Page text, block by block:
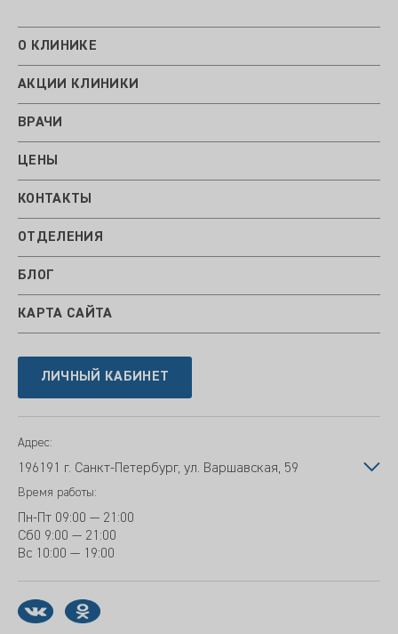
О КЛИНИКЕ
АКЦИИ КЛИНИКИ
ВРАЧИ
ЦЕНЫ
КОНТАКТЫ
ОТДЕЛЕНИЯ
БЛОГ
КАРТА САЙТА
ЛИЧНЫЙ КАБИНЕТ
Адрес:
196191 г. Санкт-Петербург, ул. Варшавская, 59
Время работы:
Пн-Пт 09:00 — 21:00
Сб0 9:00 — 21:00
Вс 10:00 — 19:00